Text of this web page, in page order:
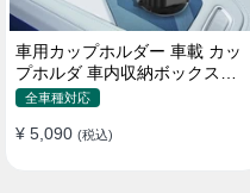
車用カップホルダー 車載 カッ
プホルダ 車内収納ボックス車
載テーブル スマホ置き 調整可
止め 小物置き 多機能 使い勝手
全車種対応
¥ 5,090 (税込)